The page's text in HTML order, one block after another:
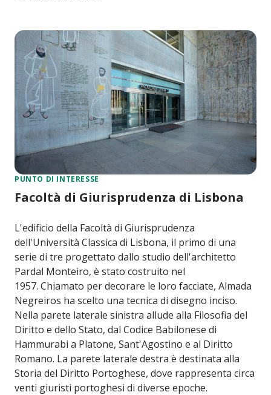
PUNTO DI INTERESSE
Facoltà di Giurisprudenza di Lisbona
L'edificio della Facoltà di Giurisprudenza
dell'Università Classica di Lisbona, il primo di una
serie di tre progettato dallo studio dell'architetto
Pardal Monteiro, è stato costruito nel
1957. Chiamato per decorare le loro facciate, Almada
Negreiros ha scelto una tecnica di disegno inciso.
Nella parete laterale sinistra allude alla Filosofia del
Diritto e dello Stato, dal Codice Babilonese di
Hammurabi a Platone, Sant'Agostino e al Diritto
Romano. La parete laterale destra è destinata alla
Storia del Diritto Portoghese, dove rappresenta circa
venti giuristi portoghesi di diverse epoche.